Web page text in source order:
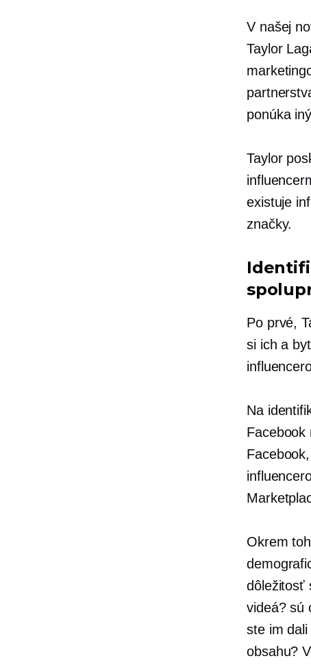
V našej
Taylor
ponúka
Taylor
existuje
značky.
Po prvé,
si ich a
Na
Facebook
Okrem
dôležitosť
videá? sú
ste im
obsahu?